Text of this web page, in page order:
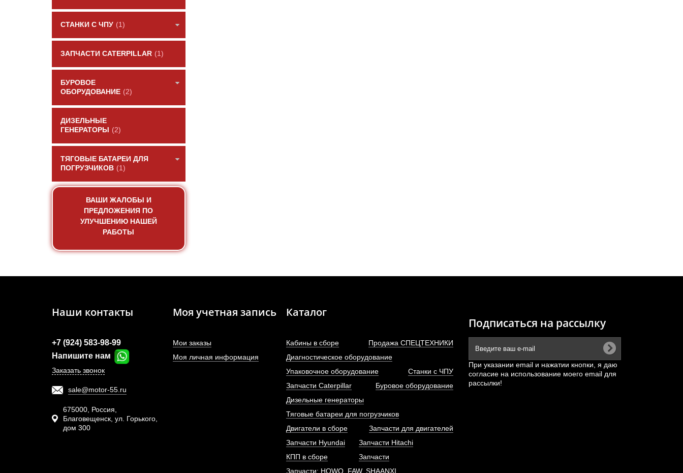
СТАНКИ С ЧПУ (1)
ЗАПЧАСТИ CATERPILLAR (1)
БУРОВОЕ
ОБОРУДОВАНИЕ (2)
ДИЗЕЛЬНЫЕ
ГЕНЕРАТОРЫ
(2)
ТЯГОВЫЕ БАТАРЕИ ДЛЯ
ПОГРУЗЧИКОВ (1)
ВАШИ ЖАЛОБЫ И
ПРЕДЛОЖЕНИЯ ПО
УЛУЧШЕНИЮ НАШЕЙ
РАБОТЫ
Наши контакты
+7 (924) 583-98-99
Напишите нам
Заказать звонок
sale@motor-55.ru
675000, Россия,
Благовещенск, ул. Горького,
дом 300
Моя учетная запись
Мои заказы
Моя личная информация
Каталог
Двигатели в сборе Запчасти для двигателей
КПП в сборе
Запчасти Hyundai
Запчасти Hitachi
Запчасти
Запчасти: HOWO, FAW, SHAANXI
Кабины в сборе
Продажа СПЕЦТЕХНИКИ
Диагностическое оборудование
Упаковочное оборудование
Станки с ЧПУ
Запчасти Caterpillar
Буровое оборудование
Дизельные генераторы
Тяговые батареи для погрузчиков
Подписаться на рассылку
При указании email и нажатии кнопки, я даю
согласие на использование моего email для
рассылки!